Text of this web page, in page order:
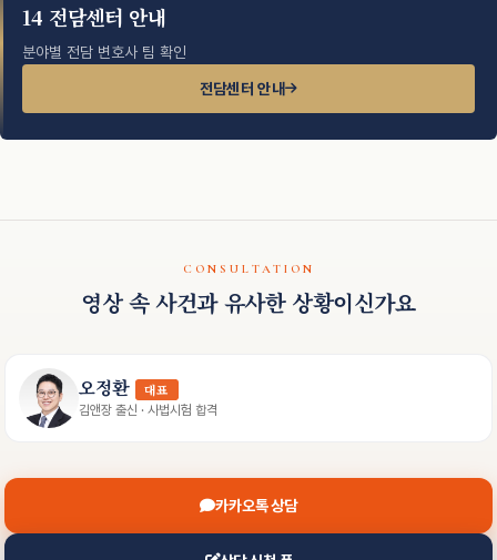
14 전담센터 안내
분야별 전담 변호사 팀 확인
전담센터 안내
CONSULTATION
영상 속 사건과 유사한 상황이신가요
오정환 대표
김앤장 출신 · 사법시험 합격
카카오톡 상담